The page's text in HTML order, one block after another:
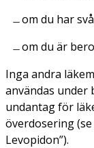
om du har
om du är
Inga andra
användas under
undantag för
överdosering
Levopidon”).